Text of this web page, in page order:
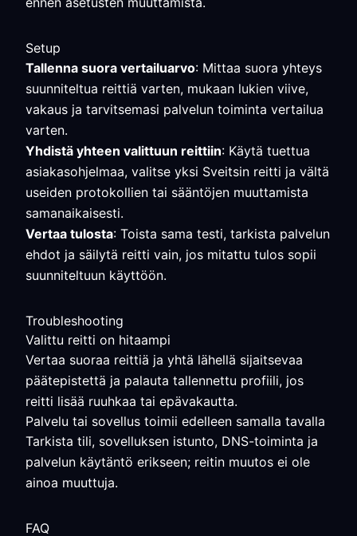
Setup
Tallenna suora vertailuarvo: Mittaa suora yhteys
suunniteltua reittiä varten, mukaan lukien viive,
vakaus ja tarvitsemasi palvelun toiminta vertailua
varten.
Yhdistä yhteen valittuun reittiin: Käytä tuettua
asiakasohjelmaa, valitse yksi Sveitsin reitti ja vältä
useiden protokollien tai sääntöjen muuttamista
samanaikaisesti.
Vertaa tulosta: Toista sama testi, tarkista palvelun
ehdot ja säilytä reitti vain, jos mitattu tulos sopii
suunniteltuun käyttöön.
Troubleshooting
Valittu reitti on hitaampi
Vertaa suoraa reittiä ja yhtä lähellä sijaitsevaa
päätepistettä ja palauta tallennettu profiili, jos
reitti lisää ruuhkaa tai epävakautta.
Palvelu tai sovellus toimii edelleen samalla tavalla
Tarkista tili, sovelluksen istunto, DNS-toiminta ja
palvelun käytäntö erikseen; reitin muutos ei ole
ainoa muuttuja.
FAQ